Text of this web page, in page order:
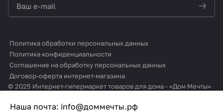
Наша почта: info@доммечты.рф
Политика обработки персональных данных
Политика конфиденциальности
Соглашение на обработку персональных данных
Договор-оферта интернет-магазина
© 2025 Интернет-гипермаркет товаров для дома - «Дом Мечты»